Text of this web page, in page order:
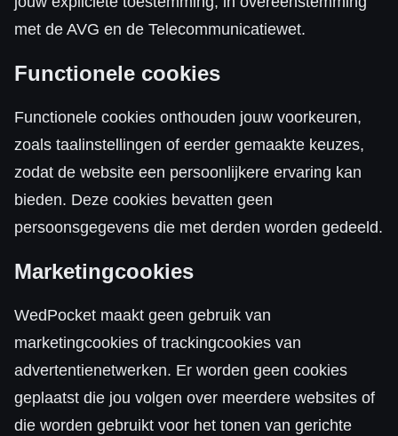
met de AVG en de Telecommunicatiewet.
Functionele cookies
Functionele cookies onthouden jouw voorkeuren,
zoals taalinstellingen of eerder gemaakte keuzes,
zodat de website een persoonlijkere ervaring kan
bieden. Deze cookies bevatten geen
persoonsgegevens die met derden worden gedeeld.
Marketingcookies
WedPocket maakt geen gebruik van
marketingcookies of trackingcookies van
advertentienetwerken. Er worden geen cookies
geplaatst die jou volgen over meerdere websites of
die worden gebruikt voor het tonen van gerichte